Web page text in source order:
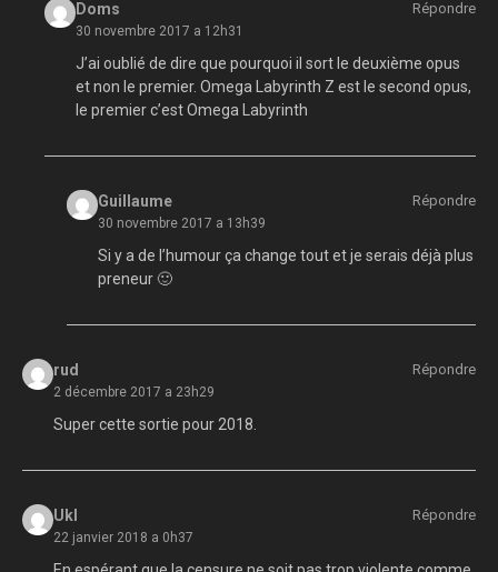
Doms
30 novembre 2017 a 12h31
Répondre
J’ai oublié de dire que pourquoi il sort le deuxième opus
et non le premier. Omega Labyrinth Z est le second opus,
le premier c’est Omega Labyrinth
Guillaume
30 novembre 2017 a 13h39
Répondre
Si y a de l’humour ça change tout et je serais déjà plus
preneur 🙂
rud
2 décembre 2017 a 23h29
Répondre
Super cette sortie pour 2018.
Ukl
22 janvier 2018 a 0h37
Répondre